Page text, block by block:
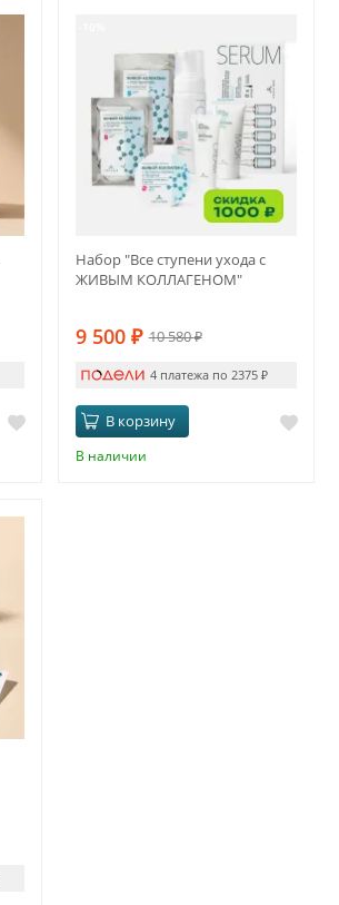
Набор "Все ступени ухода с
ЖИВЫМ КОЛЛАГЕНОМ"
9 500 ₽ 10 580₽
4 платежа по 2375₽
В корзину
В наличии